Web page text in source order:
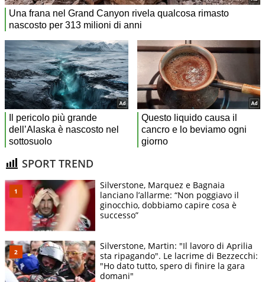
SPORT TREND
Silverstone, Marquez e Bagnaia
lanciano l’allarme: “Non poggiavo il
ginocchio, dobbiamo capire cosa è
successo”
Silverstone, Martin: "Il lavoro di Aprilia
sta ripagando". Le lacrime di Bezzecchi:
"Ho dato tutto, spero di finire la gara
domani"